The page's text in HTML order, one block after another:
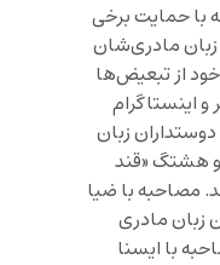
با حمایت برخی
زبان مادری‌شان
از تبعیض‌ها
اینستاگرام
زبان
هشتگ «قند
مصاحبه با ضیا
زبان مادری
با ایسنا